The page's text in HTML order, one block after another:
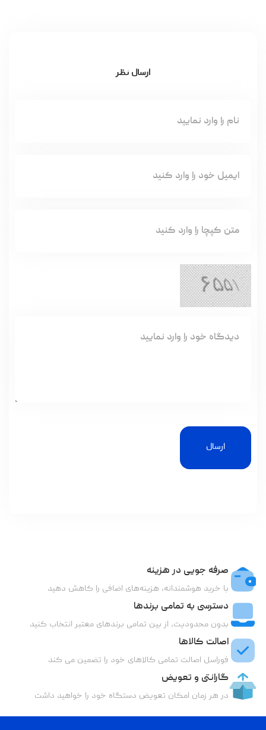
ارسال نظر
ارسال
صرفه جویی در هزینه
با خرید هوشمندانه، هزینه‌های اضافی را کاهش دهید
دسترسی به تمامی برندها
بدون محدودیت، از بین تمامی برندهای معتبر انتخاب کنید
اصالت کالاها
فوراسل اصالت تمامی کالاهای خود را تضمین می کند
گارانتی و تعویض
در هر زمان امکان تعویض دستگاه خود را خواهید داشت